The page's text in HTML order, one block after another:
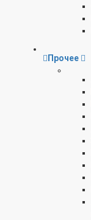
Прочее